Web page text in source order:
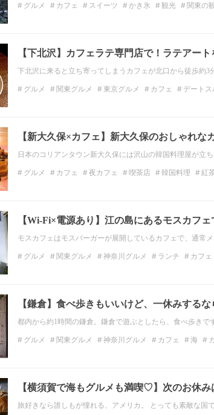
グルメ カフェ スイーツ かき氷 観光
関東の
【下北沢】カフェラテ専門店で！ラテアー
下北沢に来ると立ち寄ってしまうカフェが北口から徒歩約
グルメ 関東グルメ 東京グルメ カフェ
デートス
【新大久保×カフェ】新大久保のおしゃれな
日本のコリアンタウン新大久保には沢山の韓国料理屋が立
グルメ カフェ 夜カフェ 喫茶店 韓国料理 紅
【Wi-Fi×電源あり】江の島にあるモスカフ
モスカフェはモスバーガーが展開しているカフェで、通常
グルメ 関東グルメ 神奈川グルメ ランチ カフェ
【鎌倉】食べ歩きもいいけど、一休みする
都内から約1時間の鎌倉。鎌倉で遊ぶとしたら、食べ歩き
グルメ 関東グルメ 神奈川グルメ カフェ 海
【横須賀で海もグルメも満喫♡】次のお休
旅好きなら誰しもが憧れる、アメリカ。 とっても素敵な国